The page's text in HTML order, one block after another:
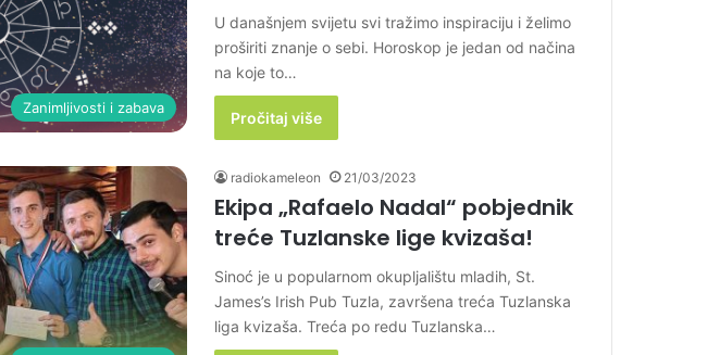
Zanimljivosti i zabava
U današnjem svijetu svi tražimo inspiraciju i želimo
proširiti znanje o sebi. Horoskop je jedan od načina
na koje to…
Pročitaj više
radiokameleon 21/03/2023
Ekipa „Rafaelo Nadal“ pobjednik
treće Tuzlanske lige kvizaša!
Sinoć je u popularnom okupljalištu mladih, St.
James’s Irish Pub Tuzla, završena treća Tuzlanska
liga kvizaša. Treća po redu Tuzlanska…